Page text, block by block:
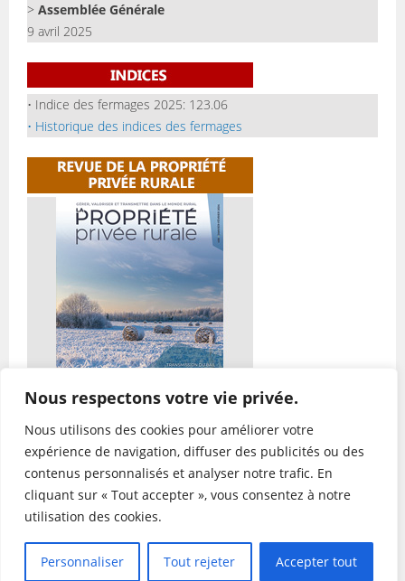
Nous respectons votre vie privée.
Nous utilisons des cookies pour améliorer votre
expérience de navigation, diffuser des publicités ou des
contenus personnalisés et analyser notre trafic. En
cliquant sur « Tout accepter », vous consentez à notre
utilisation des cookies.
Personnaliser Tout rejeter Accepter tout
>Assemblée Générale
9 avril 2025
• Indice des fermages 2025: 123.06
• Historique des indices des fermages
| 31 - TOUS DROITS RÉSERVÉS
UNE CRÉATION